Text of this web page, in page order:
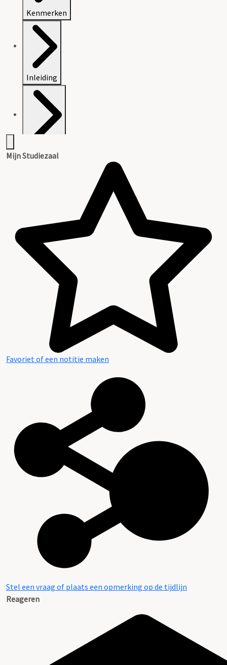
Kenmerken
Inleiding
Documentatie
Gedeponeerde archieven
Mijn Studiezaal
Favoriet of een notitie maken
Stel een vraag of plaats een opmerking op de tijdlijn
Reageren